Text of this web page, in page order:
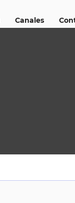
Canales